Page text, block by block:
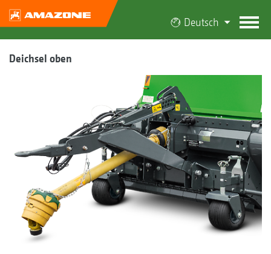
Deutsch
Deichsel oben